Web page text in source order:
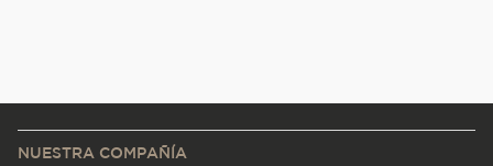
NUESTRA COMPAÑÍA